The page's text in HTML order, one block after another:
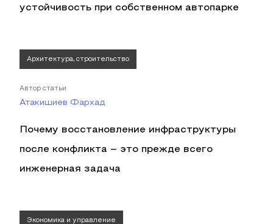
устойчивость при собственном автопарке
Архитектура, строительство
Автор статьи
Атакишиев Фархад
Почему восстановление инфраструктуры
после конфликта – это прежде всего
инженерная задача
Экономика и управление